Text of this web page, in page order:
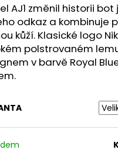
AJ1 změnil historii
odkaz a kombinuje
kůží. Klasické logo
polstrovaném
v barvě Royal
NIKE DUNK LOW